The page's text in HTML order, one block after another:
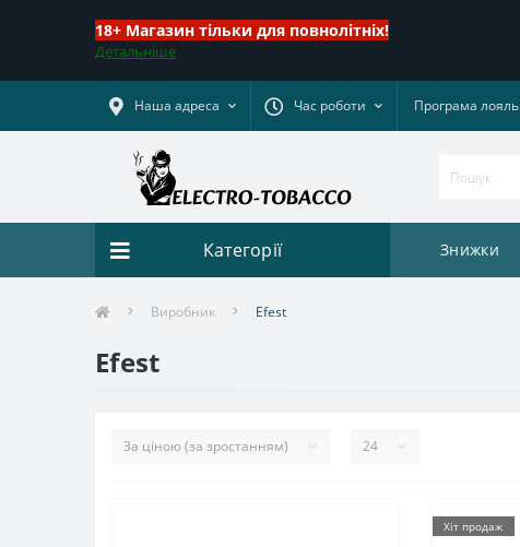
18+ Магазин тільки для повнолітніх!
Детальніше
Наша адреса Час роботи Програма
Категорії Знижки
Виробник Efest
Efest
Хіт продаж